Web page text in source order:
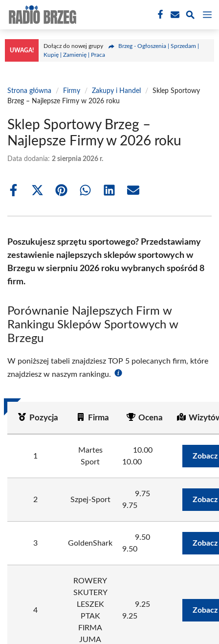
treści
UWAGA!
Dołącz do nowej grupy
Brzeg - Ogłoszenia | Sprzedam |
Kupię | Zamienię | Praca
Strona główna / Firmy / Zakupy i Handel /
Sklep Sportowy
Brzeg – Najlepsze Firmy w 2026 roku
Sklep Sportowy Brzeg –
Najlepsze Firmy w 2026 roku
Data dodania: 2 sierpnia 2026 r.
Share
Share
(Twitter)
Share Share Share Share
Poszukujesz sprzętu sportowego? Przedstawiamy
zestawienie najlepszych sklepów sportowych w
Brzegu w sierpniu 2026 roku wybranych spośród 8
firm.
Porównanie Najlepszych Firm w
Rankingu Sklepów Sportowych w
Brzegu
W poniższej tabeli znajdziesz TOP 5 polecanych firm, które
znajdziesz w naszym rankingu.
Pozycja Firma Ocena
1
Martes
Sport
10.00
10.00
2 Szpej-Sport
9.75
9.75
3 GoldenShark
9.50
9.50
4
ROWERY
SKUTERY
LESZEK
PTAK
FIRMA
JUMA
9.25
9.25